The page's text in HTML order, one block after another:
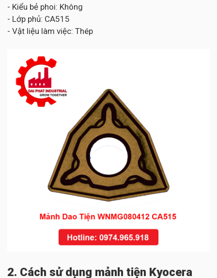
- Kiểu bẻ phoi: Không
- Lớp phủ: CA515
- Vật liệu làm việc: Thép
2. Cách sử dụng mảnh tiện Kyocera